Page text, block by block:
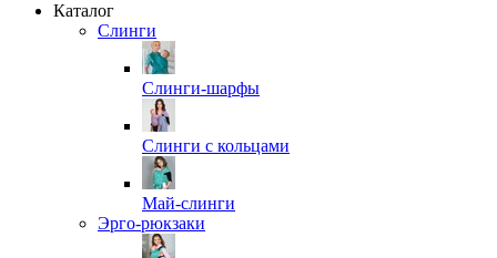
Каталог
Слинги
Слинги-шарфы
Слинги с кольцами
Май-слинги
Эрго-рюкзаки